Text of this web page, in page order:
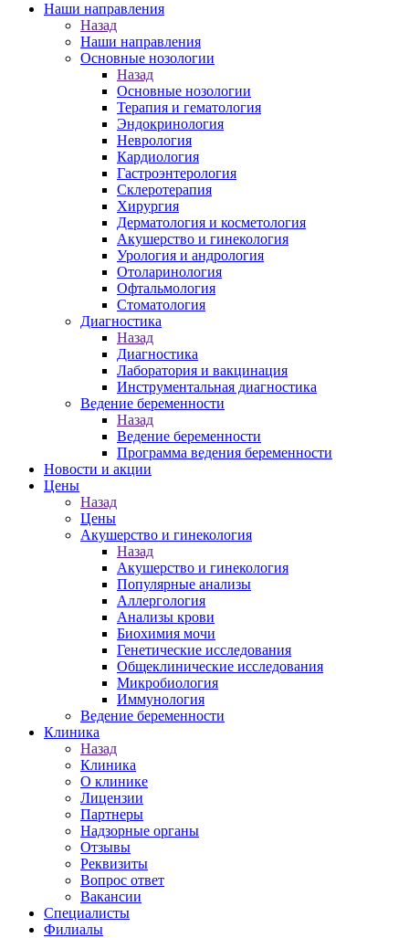
Наши направления
Назад
Наши направления
Основные нозологии
Назад
Основные нозологии
Терапия и гематология
Эндокринология
Неврология
Кардиология
Гастроэнтерология
Склеротерапия
Хирургия
Дерматология и косметология
Акушерство и гинекология
Урология и андрология
Отоларинология
Офтальмология
Стоматология
Диагностика
Назад
Диагностика
Лаборатория и вакцинация
Инструментальная диагностика
Ведение беременности
Назад
Ведение беременности
Программа ведения беременности
Новости и акции
Цены
Назад
Цены
Акушерство и гинекология
Назад
Акушерство и гинекология
Популярные анализы
Аллергология
Анализы крови
Биохимия мочи
Генетические исследования
Общеклинические исследования
Микробиология
Иммунология
Ведение беременности
Клиника
Назад
Клиника
О клинике
Лицензии
Партнеры
Надзорные органы
Отзывы
Реквизиты
Вопрос ответ
Вакансии
Специалисты
Филиалы